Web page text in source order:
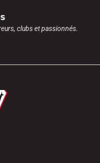
clubs et passionnés.